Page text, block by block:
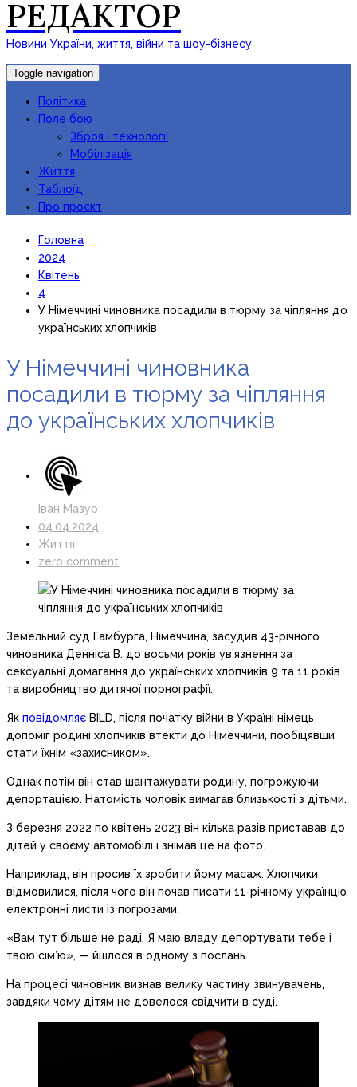
РЕДАКТОР
Новини України, життя, війни та шоу-бізнесу
Toggle navigation
Політика
Поле бою
Зброя і технології
Мобілізація
Життя
Таблоїд
Про проєкт
Головна
2024
Квітень
4
У Німеччині чиновника посадили в тюрму за чіпляння до
українських хлопчиків
У Німеччині чиновника
посадили в тюрму за чіпляння
до українських хлопчиків
Іван Мазур
04.04.2024
Життя
zero comment
Земельний суд Гамбурга, Німеччина, засудив 43-річного
чиновника Денніса В. до восьми років ув’язнення за
сексуальні домагання до українських хлопчиків 9 та 11 років
та виробництво дитячої порнографії.
Як повідомляє BILD, після початку війни в Україні німець
допоміг родині хлопчиків втекти до Німеччини, пообіцявши
стати їхнім «захисником».
Однак потім він став шантажувати родину, погрожуючи
депортацією. Натомість чоловік вимагав близькості з дітьми.
З березня 2022 по квітень 2023 він кілька разів приставав до
дітей у своєму автомобілі і знімав це на фото.
Наприклад, він просив їх зробити йому масаж. Хлопчики
відмовилися, після чого він почав писати 11-річному українцю
електронні листи із погрозами.
«Вам тут більше не раді. Я маю владу депортувати тебе і
твою сім’ю», — йшлося в одному з послань.
На процесі чиновник визнав велику частину звинувачень,
завдяки чому дітям не довелося свідчити в суді.